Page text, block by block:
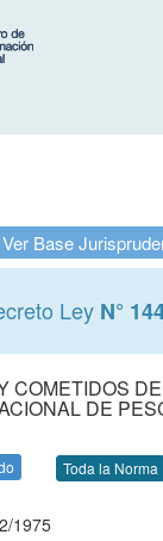
Ver Base
Ley N°
COMETIDOS
DE
Toda la Norma
1975